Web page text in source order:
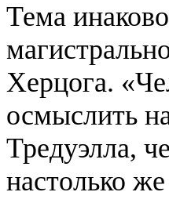
Тема
Херцога.
осмыслить
Тредуэлла,
настолько